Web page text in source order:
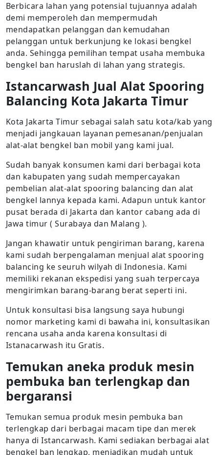
Berbicara lahan yang potensial tujuannya adalah
demi memperoleh dan mempermudah
mendapatkan pelanggan dan kemudahan
pelanggan untuk berkunjung ke lokasi bengkel
anda. Sehingga pemilihan tempat usaha membuka
bengkel ban haruslah di lahan yang strategis.
Istancarwash Jual Alat Spooring
Balancing Kota Jakarta Timur
Kota Jakarta Timur sebagai salah satu kota/kab yang
menjadi jangkauan layanan pemesanan/penjualan
alat-alat bengkel ban mobil yang kami jual.
Sudah banyak konsumen kami dari berbagai kota
dan kabupaten yang sudah mempercayakan
pembelian alat-alat spooring balancing dan alat
bengkel lannya kepada kami. Adapun untuk kantor
pusat berada di Jakarta dan kantor cabang ada di
Jawa timur ( Surabaya dan Malang ).
Jangan khawatir untuk pengiriman barang, karena
kami sudah berpengalaman menjual alat spooring
balancing ke seuruh wilyah di Indonesia. Kami
memiliki rekanan ekspedisi yang suah terpercaya
mengirimkan barang-barang berat seperti ini.
Untuk konsultasi bisa langsung saya hubungi
nomor marketing kami di bawaha ini, konsultasikan
rencana usaha anda karena konsultasi di
Istanacarwash itu Gratis.
Temukan aneka produk mesin
pembuka ban terlengkap dan
bergaransi
Temukan semua produk mesin pembuka ban
terlengkap dari berbagai macam tipe dan merek
hanya di Istancarwash. Kami sediakan berbagai alat
bengkel ban lengkap, menjadikan mudah untuk